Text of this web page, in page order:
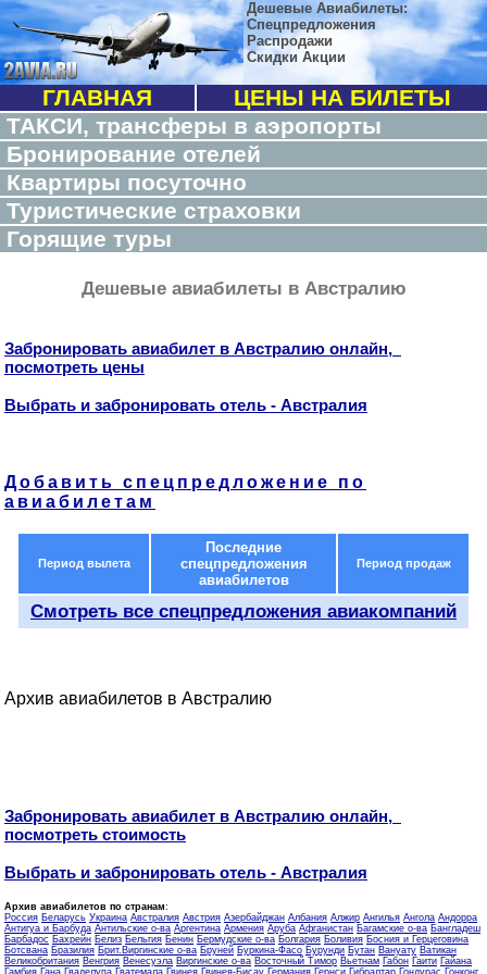
Дешевые Авиабилеты:
Спецпредложения
Распродажи
Скидки Акции
ГЛАВНАЯ
ЦЕНЫ НА БИЛЕТЫ
ТАКСИ, трансферы в аэропорты
Бронирование отелей
Квартиры посуточно
Туристические страховки
Горящие туры
Дешевые авиабилеты в Австралию
Забронировать авиабилет в Австралию онлайн,
посмотреть цены
Выбрать и забронировать отель - Австралия
Добавить спецпредложение по
авиабилетам
Период вылета
Последние
спецпредложения
авиабилетов
Период продаж
Смотреть все спецпредложения авиакомпаний
Архив авиабилетов в Австралию
Забронировать авиабилет в Австралию онлайн,
посмотреть стоимость
Выбрать и забронировать отель - Австралия
Архив авиабилетов по странам:
Россия Беларусь Украина Австралия Австрия Азербайджан Албания Алжир Ангилья Ангола Андорра
Антигуа и Барбуда Антильские о-ва Аргентина Армения Аруба Афганистан Багамские о-ва Бангладеш
Барбадос Бахрейн Белиз Бельгия Бенин Бермудские о-ва Болгария Боливия Босния и Герцеговина
Ботсвана Бразилия Брит.Виргинские о-ва Бруней Буркина-Фасо Бурунди Бутан Вануату Ватикан
Великобритания Венгрия Венесуэла Виргинские о-ва Восточный Тимор Вьетнам Габон Гаити Гайана
Гамбия Гана Гваделупа Гватемала Гвинея Гвинея-Бисау Германия Гернси Гибралтар Гондурас Гонконг